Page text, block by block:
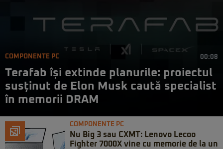
COMPONENTE PC 00:08
Terafab își extinde planurile: proiectul
susținut de Elon Musk caută specialist
în memorii DRAM
COMPONENTE PC
Nu Big 3 sau CXMT: Lenovo Lecoo
Fighter 7000X vine cu memorie de la un